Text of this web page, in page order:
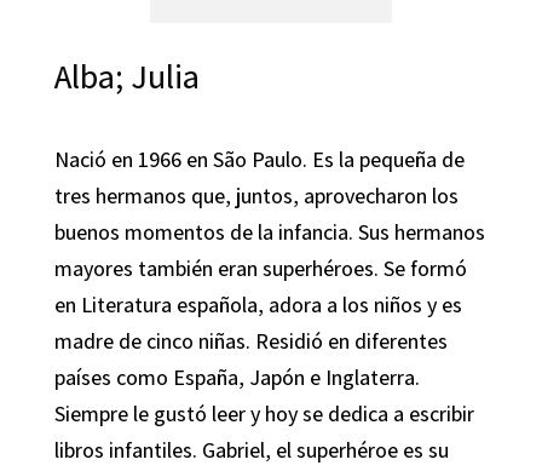
Alba; Julia
Nació en 1966 en São Paulo. Es la pequeña de
tres hermanos que, juntos, aprovecharon los
buenos momentos de la infancia. Sus hermanos
mayores también eran superhéroes. Se formó
en Literatura española, adora a los niños y es
madre de cinco niñas. Residió en diferentes
países como España, Japón e Inglaterra.
Siempre le gustó leer y hoy se dedica a escribir
libros infantiles. Gabriel, el superhéroe es su